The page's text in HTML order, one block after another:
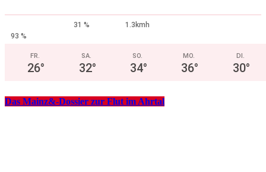
31 %
1.3kmh
93 %
FR.
26°
SA.
32°
SO.
34°
MO.
36°
DI.
30°
Das Mainz&-Dossier zur Flut im Ahrtal